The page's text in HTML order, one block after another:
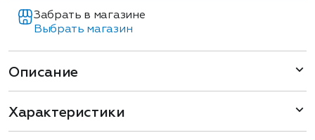
Забрать в магазине
Выбрать магазин
Описание
Характеристики